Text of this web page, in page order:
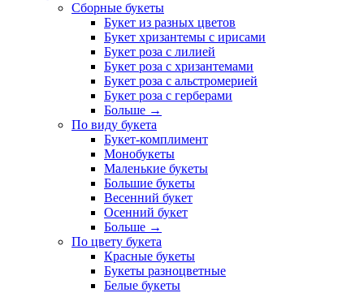
Сборные букеты
Букет из разных цветов
Букет хризантемы с ирисами
Букет роза с лилией
Букет роза с хризантемами
Букет роза с альстромерией
Букет роза с герберами
Больше →
По виду букета
Букет-комплимент
Монобукеты
Маленькие букеты
Большие букеты
Весенний букет
Осенний букет
Больше →
По цвету букета
Красные букеты
Букеты разноцветные
Белые букеты